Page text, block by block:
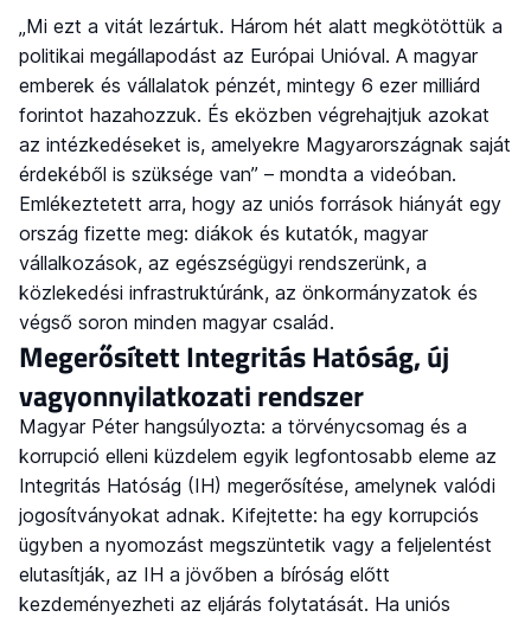
„Mi ezt a vitát lezártuk. Három hét alatt megkötöttük a
politikai megállapodást az Európai Unióval. A magyar
emberek és vállalatok pénzét, mintegy 6 ezer milliárd
forintot hazahozzuk. És eközben végrehajtjuk azokat
az intézkedéseket is, amelyekre Magyarországnak saját
érdekéből is szüksége van” – mondta a videóban.
Emlékeztetett arra, hogy az uniós források hiányát egy
ország fizette meg: diákok és kutatók, magyar
vállalkozások, az egészségügyi rendszerünk, a
közlekedési infrastruktúránk, az önkormányzatok és
végső soron minden magyar család.
Megerősített Integritás Hatóság, új
vagyonnyilatkozati rendszer
Magyar Péter hangsúlyozta: a törvénycsomag és a
korrupció elleni küzdelem egyik legfontosabb eleme az
Integritás Hatóság (IH) megerősítése, amelynek valódi
jogosítványokat adnak. Kifejtette: ha egy korrupciós
ügyben a nyomozást megszüntetik vagy a feljelentést
elutasítják, az IH a jövőben a bíróság előtt
kezdeményezheti az eljárás folytatását. Ha uniós